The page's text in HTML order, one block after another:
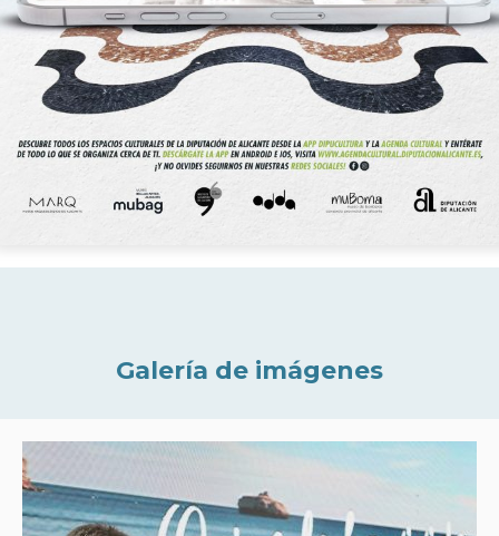
Galería de imágenes